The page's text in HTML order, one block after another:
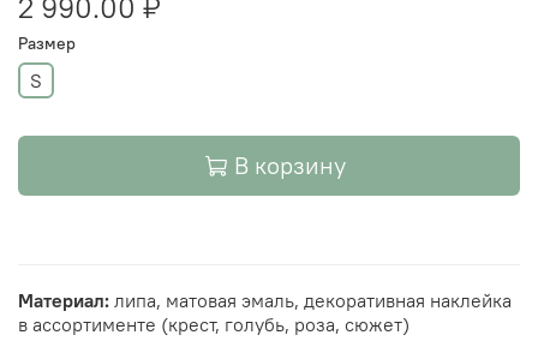
2 990.00 ₽
Размер
S
В корзину
Материал: липа, матовая эмаль, декоративная наклейка
в ассортименте (крест, голубь, роза, сюжет)